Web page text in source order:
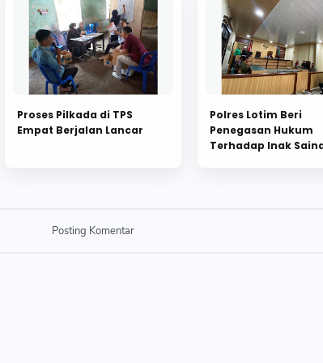
Proses Pilkada di TPS
Empat Berjalan Lancar
Polres Lotim Beri
Penegasan Hukum
Terhadap Inak